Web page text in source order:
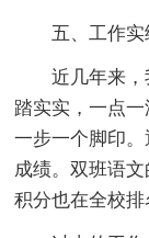
五、工作实
近几年来
踏实实，一点
一步一个脚印
成绩。双班语
积分也在全校排